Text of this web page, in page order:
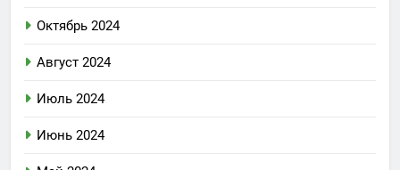
Октябрь 2024
Август 2024
Июль 2024
Июнь 2024